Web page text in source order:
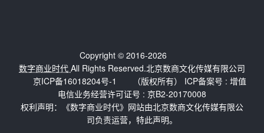
Copyright © 2016-2026
数字商业时代 All Rights Reserved.北京数商文化传媒有限公司
（版权所有） ICP备案号 :
京ICP备16018204号-1
增值
电信业务经营许可证号 : 京B2-20170008
权利声明：《数字商业时代》网站由北京数商文化传媒有限公
司负责运营，特此声明。